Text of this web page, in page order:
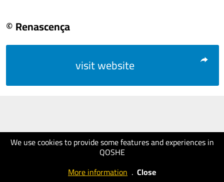
We use cookies to provide some features and experiences in
QOSHE
More information . Close
© Renascença
visit website